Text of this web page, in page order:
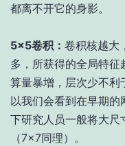
都离不开它的身影。
5×5卷积： 卷积核越大
多，所获得的全局特
算量暴增，层次少不利
以我们会看到在早期的
下研究人员一般将大尺
（7×7同理）。